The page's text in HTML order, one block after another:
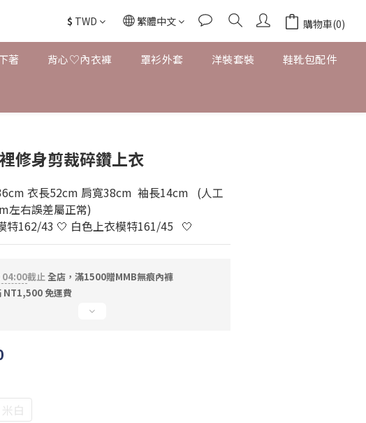
$ TWD 繁體中文 購物車(0)
著 背心♡內衣褲 罩衫外套 洋裝套裝 鞋靴包配件
修身剪裁碎鑽上衣
衣長52cm 肩寬38cm  袖長14cm   (人工
左右誤差屬正常)
特162/43 🤍 白色上衣模特161/45   🤍
截止全店，滿1500贈MMB無痕內褲
NT1,500 免運費
米白